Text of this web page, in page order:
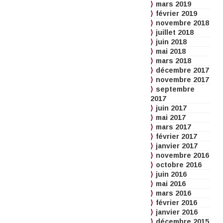
mars 2019
février 2019
novembre 2018
juillet 2018
juin 2018
mai 2018
mars 2018
décembre 2017
novembre 2017
septembre
2017
juin 2017
mai 2017
mars 2017
février 2017
janvier 2017
novembre 2016
octobre 2016
juin 2016
mai 2016
mars 2016
février 2016
janvier 2016